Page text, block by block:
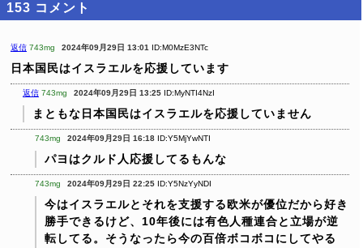
153 コメント
返信 743mg 2024年09月29日 13:01 ID:M0MzE3NTc
日本国民はイスラエルを応援しています
返信 743mg 2024年09月29日 13:25 ID:MyNTI4NzI
まともな日本国民はイスラエルを応援していません
743mg 2024年09月29日 16:18 ID:Y5MjYwNTI
パヨはクルド人応援してるもんな
743mg 2024年09月29日 22:25 ID:Y5NzYyNDI
今はイスラエルとそれを支援する欧米が優位だから好き
勝手できるけど、10年後には有色人種連合と立場が逆
転してる。そうなったら今の百倍ボコボコにしてやる